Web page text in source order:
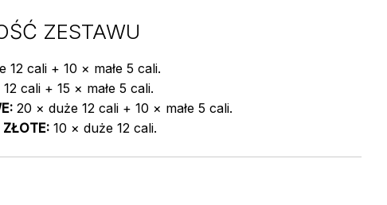
ZESTAWU
12 cali + 10 × małe 5 cali.
cali + 15 × małe 5 cali.
20 × duże 12 cali + 10 × małe 5 cali.
10 × duże 12 cali.